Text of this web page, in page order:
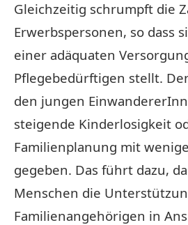
Gleichzeitig schrumpft die
Erwerbspersonen, so dass
einer adäquaten
Pflegebedürftigen stellt.
den jungen
steigende Kinderlosigkeit
Familienplanung mit
gegeben. Das führt dazu,
Menschen die
Familienangehörigen in